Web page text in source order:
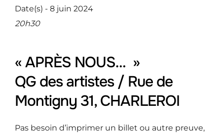
Date(s) - 8 juin 2024
20h30
« APRÈS NOUS… »
QG des artistes / Rue de
Montigny 31, CHARLEROI
Pas besoin d’imprimer un billet ou autre preuve,